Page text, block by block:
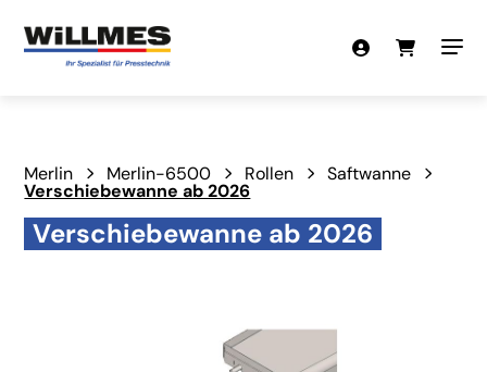
Merlin Merlin-6500 Rollen Saftwanne
Verschiebewanne ab 2026
Verschiebewanne ab 2026